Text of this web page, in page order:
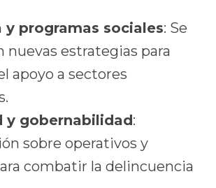
y programas sociales: Se
nuevas estrategias para
apoyo a sectores
y gobernabilidad:
sobre operativos y
combatir la delincuencia